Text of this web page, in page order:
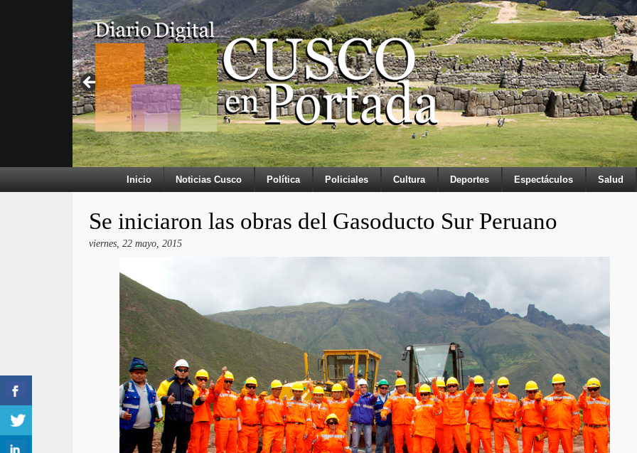
Inicio Noticias Cusco Política Policiales Cultura Deportes Espectáculos Salud
Se iniciaron las obras del Gasoducto Sur Peruano
viernes, 22 mayo, 2015